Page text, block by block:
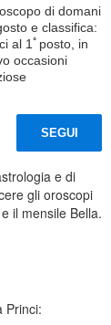
di domani
e classifica:
al 1ﾟposto, in
occasioni
SEGUI
e di
gli oroscopi
il mensile Bella.
Princi: